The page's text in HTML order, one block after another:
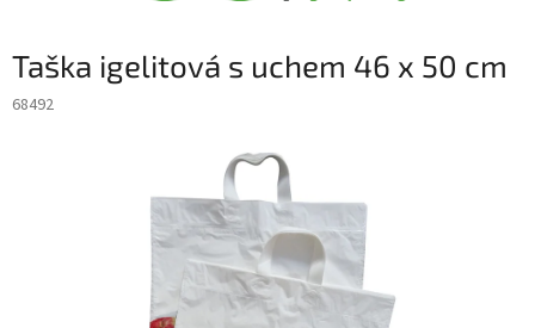
Taška igelitová s uchem 46 x 50 cm
68492